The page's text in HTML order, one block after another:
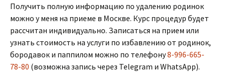
Получить полную информацию по удалению родинок
можно у меня на приеме в Москве. Курс процедур будет
рассчитан индивидуально. Записаться на прием или
узнать стоимость на услуги по избавлению от родинок,
бородавок и паппилом можно по телефону8-996-665-
78-80 (возможна запись через Telegram и WhatsApp).